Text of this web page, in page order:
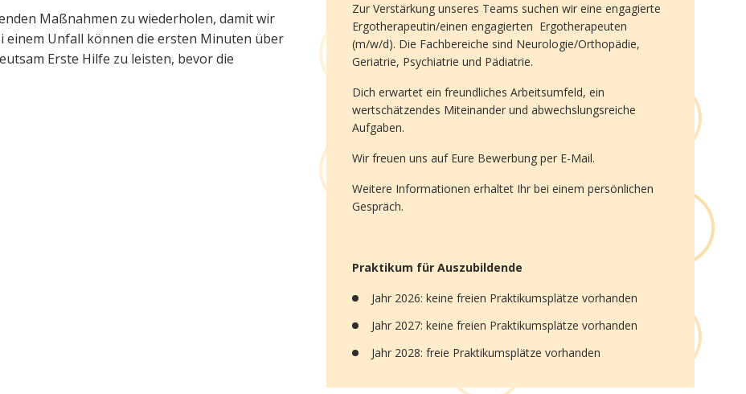
Maßnahmen zu wiederholen, damit wir
einem Unfall können die ersten Minuten über
Erste Hilfe zu leisten, bevor die
Zur Verstärkung unseres Teams suchen wir eine engagierte
Ergotherapeutin/einen engagierten Ergotherapeuten
(m/w/d). Die Fachbereiche sind Neurologie/Orthopädie,
Geriatrie, Psychiatrie und Pädiatrie.
Dich erwartet ein freundliches Arbeitsumfeld, ein
wertschätzendes Miteinander und abwechslungsreiche
Aufgaben.
Wir freuen uns auf Eure Bewerbung per E-Mail.
Weitere Informationen erhaltet Ihr bei einem persönlichen
Gespräch.
Praktikum für Auszubildende
Jahr 2026: keine freien Praktikumsplätze vorhanden
Jahr 2027: keine freien Praktikumsplätze vorhanden
Jahr 2028: freie Praktikumsplätze vorhanden